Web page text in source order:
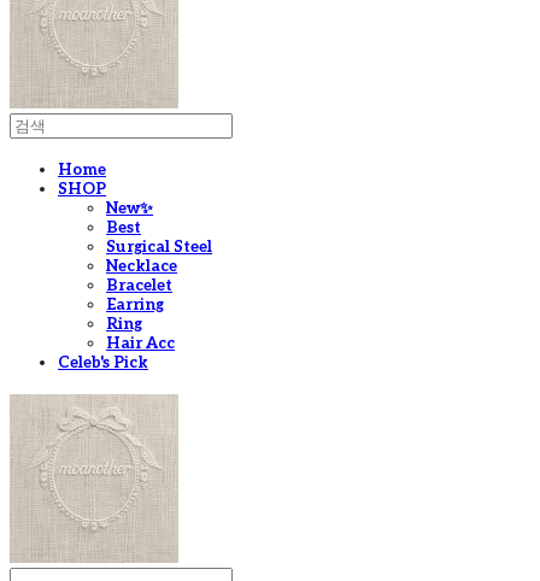
Home
SHOP
New✨
Best
Surgical Steel
Necklace
Bracelet
Earring
Ring
Hair Acc
Celeb's Pick